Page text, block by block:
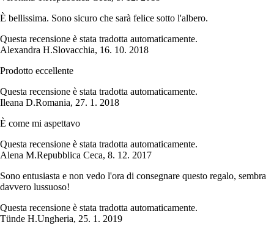
È bellissima. Sono sicuro che sarà felice sotto l'albero.
Questa recensione è stata tradotta automaticamente.
Alexandra H.Slovacchia, 16. 10. 2018
Prodotto eccellente
Questa recensione è stata tradotta automaticamente.
Ileana D.Romania, 27. 1. 2018
È come mi aspettavo
Questa recensione è stata tradotta automaticamente.
Alena M.Repubblica Ceca, 8. 12. 2017
Sono entusiasta e non vedo l'ora di consegnare questo regalo, sembra
davvero lussuoso!
Questa recensione è stata tradotta automaticamente.
Tünde H.Ungheria, 25. 1. 2019